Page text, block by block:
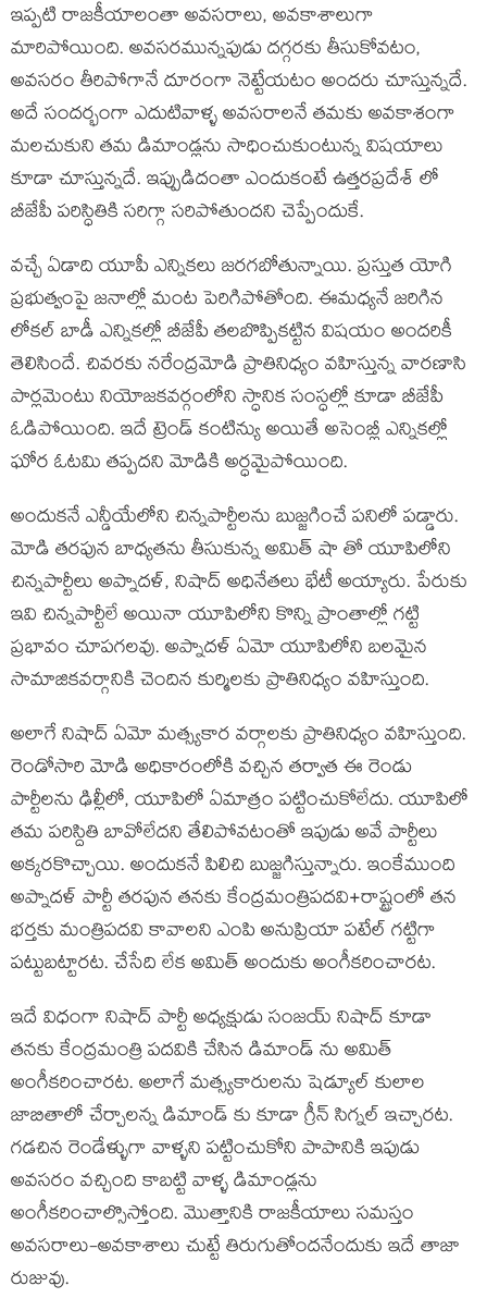
ఇప్పటి రాజకీయాలంతా అవసరాలు, అవకాశాలుగా
మారిపోయింది. అవసరమున్నపుడు దగ్గరకు తీసుకోవటం,
అవసరం తీరిపోగానే దూరంగా నెట్టేయటం అందరు చూస్తున్నదే.
అదే సందర్భంగా ఎదుటివాళ్ళ అవసరాలనే తమకు అవకాశంగా
మలచుకుని తమ డిమాండ్లను సాధించుకుంటున్న విషయాలు
కూడా చూస్తున్నదే. ఇప్పుడిదంతా ఎందుకంటే ఉత్తరప్రదేశ్ లో
బీజేపీ పరిస్ధితికి సరిగ్గా సరిపోతుందని చెప్పేందుకే.
వచ్చే ఏడాది యూపీ ఎన్నికలు జరగబోతున్నాయి. ప్రస్తుత యోగి
ప్రభుత్వంపై జనాల్లో మంట పెరిగిపోతోంది. ఈమధ్యనే జరిగిన
లోకల్ బాడీ ఎన్నికల్లో బీజేపీ తలబొప్పికట్టిన విషయం అందరికీ
తెలిసిందే. చివరకు నరేంద్రమోడి ప్రాతినిధ్యం వహిస్తున్న వారణాసి
పార్లమెంటు నియోజకవర్గంలోని స్ధానిక సంస్ధల్లో కూడా బీజేపీ
ఓడిపోయింది. ఇదే ట్రెండ్ కంటిన్యు అయితే అసెంబ్లీ ఎన్నికల్లో
ఘోర ఓటమి తప్పదని మోడికి అర్ధమైపోయింది.
అందుకనే ఎన్డీయేలోని చిన్నపార్టీలను బుజ్జగించే పనిలో పడ్డారు.
మోడి తరపున బాధ్యతను తీసుకున్న అమిత్ షా తో యూపిలోని
చిన్నపార్టీలు అప్నాదళ్, నిషాద్ అధినేతలు భేటీ అయ్యారు. పేరుకు
ఇవి చిన్నపార్టీలే అయినా యూపిలోని కొన్ని ప్రాంతాల్లో గట్టి
ప్రభావం చూపగలవు. అప్నాదళ్ ఏమో యూపిలోని బలమైన
సామాజికవర్గానికి చెందిన కుర్మిలకు ప్రాతినిధ్యం వహిస్తుంది.
అలాగే నిషాద్ ఏమో మత్స్యకార వర్గాలకు ప్రాతినిధ్యం వహిస్తుంది.
రెండోసారి మోడి అధికారంలోకి వచ్చిన తర్వాత ఈ రెండు
పార్టీలను ఢిల్లీలో, యూపిలో ఏమాత్రం పట్టించుకోలేదు. యూపిలో
తమ పరిస్దితి బావోలేదని తేలిపోవటంతో ఇపుడు అవే పార్టీలు
అక్కరకొచ్చాయి. అందుకనే పిలిచి బుజ్జగిస్తున్నారు. ఇంకేముంది
అప్నాదళ్ పార్టీ తరపున తనకు కేంద్రమంత్రిపదవి+రాష్ట్రంలో తన
భర్తకు మంత్రిపదవి కావాలని ఎంపి అనుప్రియా పటేల్ గట్టిగా
పట్టుబట్టారట. చేసేది లేక అమిత్ అందుకు అంగీకరించారట.
ఇదే విధంగా నిషాద్ పార్టీ అధ్యక్షుడు సంజయ్ నిషాద్ కూడా
తనకు కేంద్రమంత్రి పదవికి చేసిన డిమాండ్ ను అమిత్
అంగీకరించారట. అలాగే మత్స్యకారులను షెడ్యూల్ కులాల
జాబితాలో చేర్చాలన్న డిమాండ్ కు కూడా గ్రీన్ సిగ్నల్ ఇచ్చారట.
గడచిన రెండేళ్ళుగా వాళ్ళని పట్టించుకోని పాపానికి ఇపుడు
అవసరం వచ్చింది కాబట్టి వాళ్ళ డిమాండ్లను
అంగీకరించాల్సొస్తోంది. మొత్తానికి రాజకీయాలు సమస్తం
అవసరాలు-అవకాశాలు చుట్టే తిరుగుతోందనేందుకు ఇదే తాజా
రుజువు.